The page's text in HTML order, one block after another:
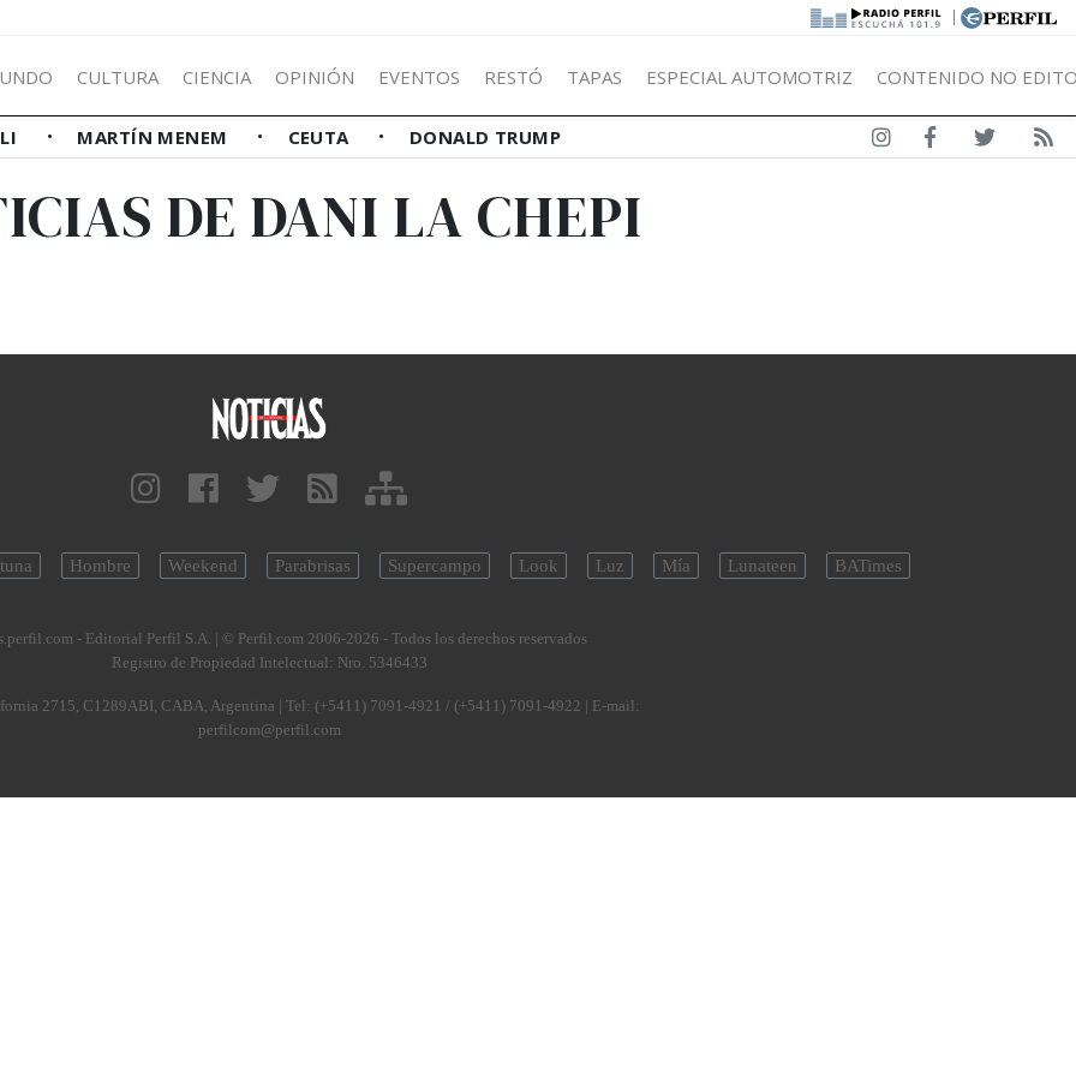
|
CULTURA CIENCIA OPINIÓN EVENTOS RESTÓ TAPAS ESPECIAL AUTOMOTRIZ CONTENIDO NO
MARTÍN MENEM CEUTA DONALD TRUMP
DE DANI LA CHEPI
Hombre Weekend Parabrisas Supercampo Look Luz Mía Lunateen BATimes
- Editorial Perfil S.A. | © Perfil.com 2006-2026 - Todos los derechos reservados
Registro de Propiedad Intelectual: Nro. 5346433
2715, C1289ABI, CABA, Argentina | Tel: (+5411) 7091-4921 / (+5411) 7091-4922 | E-mail:
perfilcom@perfil.com